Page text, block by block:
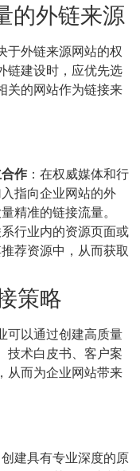
的外链来源
于外链来源网站的权
链建设时，应优先选
关的网站作为链接来
作 ：在权威媒体和行
指向企业网站的外
精准的链接流量。
系行业内的资源页面或
荐资源中，从而获取
策略
可以通过创建高质量
技术白皮书、客户案
从而为企业网站带来
创建具有专业深度的原